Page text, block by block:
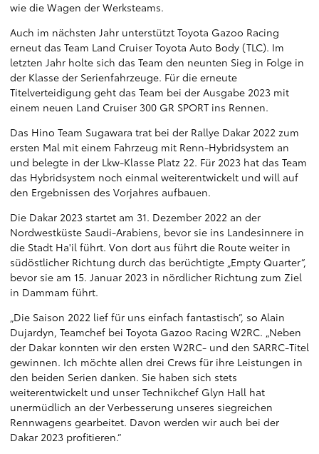
wie die Wagen der Werksteams.
Auch im nächsten Jahr unterstützt Toyota Gazoo Racing
erneut das Team Land Cruiser Toyota Auto Body (TLC). Im
letzten Jahr holte sich das Team den neunten Sieg in Folge in
der Klasse der Serienfahrzeuge. Für die erneute
Titelverteidigung geht das Team bei der Ausgabe 2023 mit
einem neuen Land Cruiser 300 GR SPORT ins Rennen.
Das Hino Team Sugawara trat bei der Rallye Dakar 2022 zum
ersten Mal mit einem Fahrzeug mit Renn-Hybridsystem an
und belegte in der Lkw-Klasse Platz 22. Für 2023 hat das Team
das Hybridsystem noch einmal weiterentwickelt und will auf
den Ergebnissen des Vorjahres aufbauen.
Die Dakar 2023 startet am 31. Dezember 2022 an der
Nordwestküste Saudi-Arabiens, bevor sie ins Landesinnere in
die Stadt Ha'il führt. Von dort aus führt die Route weiter in
südöstlicher Richtung durch das berüchtigte „Empty Quarter“,
bevor sie am 15. Januar 2023 in nördlicher Richtung zum Ziel
in Dammam führt.
„Die Saison 2022 lief für uns einfach fantastisch“, so Alain
Dujardyn, Teamchef bei Toyota Gazoo Racing W2RC. „Neben
der Dakar konnten wir den ersten W2RC- und den SARRC-Titel
gewinnen. Ich möchte allen drei Crews für ihre Leistungen in
den beiden Serien danken. Sie haben sich stets
weiterentwickelt und unser Technikchef Glyn Hall hat
unermüdlich an der Verbesserung unseres siegreichen
Rennwagens gearbeitet. Davon werden wir auch bei der
Dakar 2023 profitieren.“